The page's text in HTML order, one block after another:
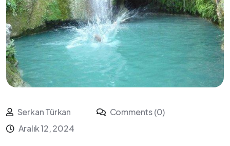
Serkan Türkan
Comments (0)
Aralık 12, 2024